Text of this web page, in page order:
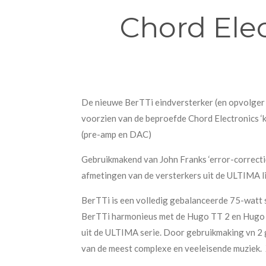
Chord
De nieuwe BerTTi eindversterker (en
voorzien van de beproefde Chord Electronics
(pre-amp en DAC)
Gebruikmakend van John Franks ‘error-
afmetingen van de versterkers uit de ULTIMA
BerTTi is een volledig gebalanceerde 75-
BerTTi harmonieus met de Hugo TT 2 en
uit de ULTIMA serie. Door gebruikmaking vn
van de meest complexe en veeleisende